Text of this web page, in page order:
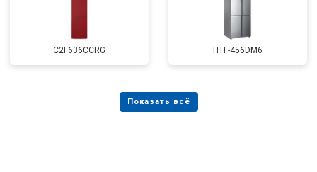
C2F636CCRG HTF-456DM6